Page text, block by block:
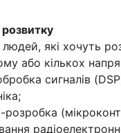
які хочуть
або кількох
сигналів